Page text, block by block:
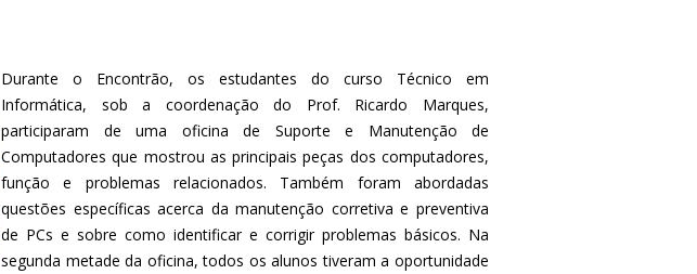
Durante o Encontrão, os estudantes do curso Técnico em
Informática, sob a coordenação do Prof. Ricardo Marques,
participaram de uma oficina de Suporte e Manutenção de
Computadores que mostrou as principais peças dos computadores,
função e problemas relacionados. Também foram abordadas
questões específicas acerca da manutenção corretiva e preventiva
de PCs e sobre como identificar e corrigir problemas básicos. Na
segunda metade da oficina, todos os alunos tiveram a oportunidade